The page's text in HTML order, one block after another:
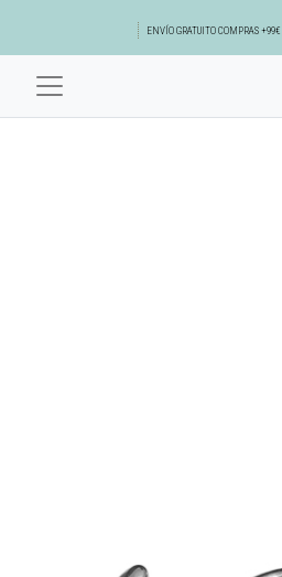
ENVÍO GRATUITO COMPRAS +99€